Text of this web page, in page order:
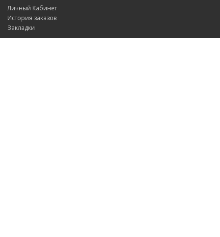
Личный Кабинет
История заказов
Закладки